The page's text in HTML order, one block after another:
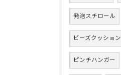
発泡スチロール
ビーズクッション
ピンチハンガー